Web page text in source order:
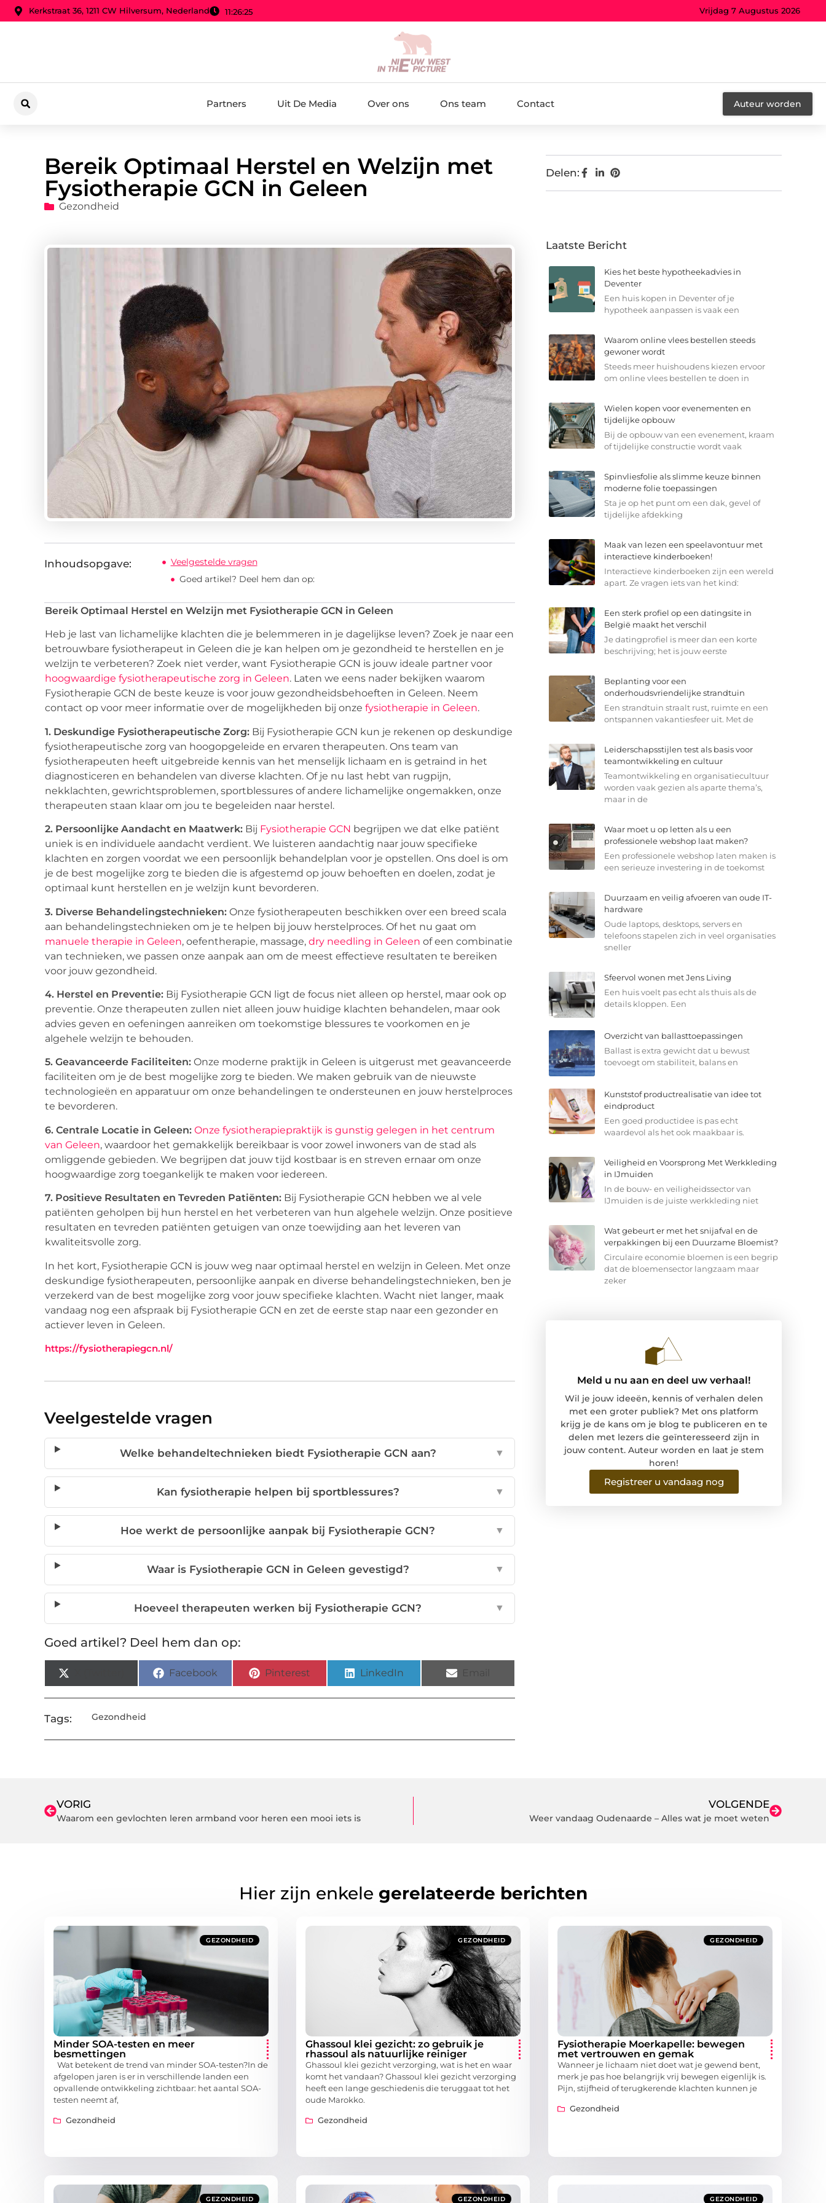
Kerkstraat 36, 1211 CW Hilversum, Nederland 11:26:27 Vrijdag 7 Augustus 2026
Partners Uit De Media Over ons Ons team Contact Auteur worden
Bereik Optimaal Herstel en Welzijn met
Fysiotherapie GCN in Geleen
Gezondheid
Inhoudsopgave:
Veelgestelde vragen
Goed artikel? Deel hem dan op:
Bereik Optimaal Herstel en Welzijn met Fysiotherapie GCN in Geleen
Heb je last van lichamelijke klachten die je belemmeren in je dagelijkse leven? Zoek je naar een
betrouwbare fysiotherapeut in Geleen die je kan helpen om je gezondheid te herstellen en je
welzijn te verbeteren? Zoek niet verder, want Fysiotherapie GCN is jouw ideale partner voor
hoogwaardige fysiotherapeutische zorg in Geleen. Laten we eens nader bekijken waarom
Fysiotherapie GCN de beste keuze is voor jouw gezondheidsbehoeften in Geleen. Neem
contact op voor meer informatie over de mogelijkheden bij onze fysiotherapie in Geleen.
1. Deskundige Fysiotherapeutische Zorg: Bij Fysiotherapie GCN kun je rekenen op deskundige
fysiotherapeutische zorg van hoogopgeleide en ervaren therapeuten. Ons team van
fysiotherapeuten heeft uitgebreide kennis van het menselijk lichaam en is getraind in het
diagnosticeren en behandelen van diverse klachten. Of je nu last hebt van rugpijn,
nekklachten, gewrichtsproblemen, sportblessures of andere lichamelijke ongemakken, onze
therapeuten staan klaar om jou te begeleiden naar herstel.
2. Persoonlijke Aandacht en Maatwerk: Bij Fysiotherapie GCN begrijpen we dat elke patiënt
uniek is en individuele aandacht verdient. We luisteren aandachtig naar jouw specifieke
klachten en zorgen voordat we een persoonlijk behandelplan voor je opstellen. Ons doel is om
je de best mogelijke zorg te bieden die is afgestemd op jouw behoeften en doelen, zodat je
optimaal kunt herstellen en je welzijn kunt bevorderen.
3. Diverse Behandelingstechnieken: Onze fysiotherapeuten beschikken over een breed scala
aan behandelingstechnieken om je te helpen bij jouw herstelproces. Of het nu gaat om
manuele therapie in Geleen, oefentherapie, massage, dry needling in Geleen of een combinatie
van technieken, we passen onze aanpak aan om de meest effectieve resultaten te bereiken
voor jouw gezondheid.
4. Herstel en Preventie: Bij Fysiotherapie GCN ligt de focus niet alleen op herstel, maar ook op
preventie. Onze therapeuten zullen niet alleen jouw huidige klachten behandelen, maar ook
advies geven en oefeningen aanreiken om toekomstige blessures te voorkomen en je
algehele welzijn te behouden.
5. Geavanceerde Faciliteiten: Onze moderne praktijk in Geleen is uitgerust met geavanceerde
faciliteiten om je de best mogelijke zorg te bieden. We maken gebruik van de nieuwste
technologieën en apparatuur om onze behandelingen te ondersteunen en jouw herstelproces
te bevorderen.
6. Centrale Locatie in Geleen: Onze fysiotherapiepraktijk is gunstig gelegen in het centrum
van Geleen, waardoor het gemakkelijk bereikbaar is voor zowel inwoners van de stad als
omliggende gebieden. We begrijpen dat jouw tijd kostbaar is en streven ernaar om onze
hoogwaardige zorg toegankelijk te maken voor iedereen.
7. Positieve Resultaten en Tevreden Patiënten: Bij Fysiotherapie GCN hebben we al vele
patiënten geholpen bij hun herstel en het verbeteren van hun algehele welzijn. Onze positieve
resultaten en tevreden patiënten getuigen van onze toewijding aan het leveren van
kwaliteitsvolle zorg.
In het kort, Fysiotherapie GCN is jouw weg naar optimaal herstel en welzijn in Geleen. Met onze
deskundige fysiotherapeuten, persoonlijke aanpak en diverse behandelingstechnieken, ben je
verzekerd van de best mogelijke zorg voor jouw specifieke klachten. Wacht niet langer, maak
vandaag nog een afspraak bij Fysiotherapie GCN en zet de eerste stap naar een gezonder en
actiever leven in Geleen.
https://fysiotherapiegcn.nl/
Veelgestelde vragen
Welke behandeltechnieken biedt Fysiotherapie GCN aan? ▼
Kan fysiotherapie helpen bij sportblessures? ▼
Hoe werkt de persoonlijke aanpak bij Fysiotherapie GCN? ▼
Waar is Fysiotherapie GCN in Geleen gevestigd? ▼
Hoeveel therapeuten werken bij Fysiotherapie GCN? ▼
Goed artikel? Deel hem dan op:
Facebook Pinterest LinkedIn
Tags: Gezondheid
Delen:
Laatste Bericht
Kies het beste hypotheekadvies in
Deventer
Een huis kopen in Deventer of je
hypotheek aanpassen is vaak een
Waarom online vlees bestellen steeds
gewoner wordt
Steeds meer huishoudens kiezen ervoor
om online vlees bestellen te doen in
Wielen kopen voor evenementen en
tijdelijke opbouw
Bij de opbouw van een evenement, kraam
of tijdelijke constructie wordt vaak
Spinvliesfolie als slimme keuze binnen
moderne folie toepassingen
Sta je op het punt om een dak, gevel of
tijdelijke afdekking
Maak van lezen een speelavontuur met
interactieve kinderboeken!
Interactieve kinderboeken zijn een wereld
apart. Ze vragen iets van het kind:
Een sterk profiel op een datingsite in
België maakt het verschil
Je datingprofiel is meer dan een korte
beschrijving; het is jouw eerste
Beplanting voor een
onderhoudsvriendelijke strandtuin
Een strandtuin straalt rust, ruimte en een
ontspannen vakantiesfeer uit. Met de
Leiderschapsstijlen test als basis voor
teamontwikkeling en cultuur
Teamontwikkeling en organisatiecultuur
worden vaak gezien als aparte thema’s,
maar in de
Waar moet u op letten als u een
professionele webshop laat maken?
Een professionele webshop laten maken is
een serieuze investering in de toekomst
Duurzaam en veilig afvoeren van oude IT-
hardware
Oude laptops, desktops, servers en
telefoons stapelen zich in veel organisaties
sneller
Sfeervol wonen met Jens Living
Een huis voelt pas echt als thuis als de
details kloppen. Een
Overzicht van ballasttoepassingen
Ballast is extra gewicht dat u bewust
toevoegt om stabiliteit, balans en
Kunststof productrealisatie van idee tot
eindproduct
Een goed productidee is pas echt
waardevol als het ook maakbaar is.
Veiligheid en Voorsprong Met Werkkleding
in IJmuiden
In de bouw- en veiligheidssector van
IJmuiden is de juiste werkkleding niet
Wat gebeurt er met het snijafval en de
verpakkingen bij een Duurzame Bloemist?
Circulaire economie bloemen is een begrip
dat de bloemensector langzaam maar
zeker
Meld u nu aan en deel uw verhaal!
Wil je jouw ideeën, kennis of verhalen delen
met een groter publiek? Met ons platform
krijg je de kans om je blog te publiceren en te
delen met lezers die geïnteresseerd zijn in
jouw content. Auteur worden en laat je stem
horen!
Registreer u vandaag nog
VORIG
Waarom een gevlochten leren armband voor heren een mooi iets is
VOLGENDE
Weer vandaag Oudenaarde – Alles wat je moet weten
Hier zijn enkele gerelateerde berichten
GEZONDHEID
Minder SOA-testen en meer
besmettingen
Wat betekent de trend van minder SOA-testen?In de
afgelopen jaren is er in verschillende landen een
opvallende ontwikkeling zichtbaar: het aantal SOA-
testen neemt af,
Gezondheid
GEZONDHEID
Ghassoul klei gezicht: zo gebruik je
rhassoul als natuurlijke reiniger
Ghassoul klei gezicht verzorging, wat is het en waar
komt het vandaan? Ghassoul klei gezicht verzorging
heeft een lange geschiedenis die teruggaat tot het
oude Marokko.
Gezondheid
GEZONDHEID
Fysiotherapie Moerkapelle: bewegen
met vertrouwen en gemak
Wanneer je lichaam niet doet wat je gewend bent,
merk je pas hoe belangrijk vrij bewegen eigenlijk is.
Pijn, stijfheid of terugkerende klachten kunnen je
Gezondheid
GEZONDHEID GEZONDHEID GEZONDHEID